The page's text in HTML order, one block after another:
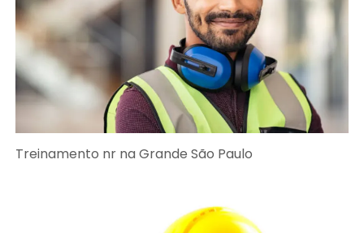
Treinamento nr na Grande São Paulo